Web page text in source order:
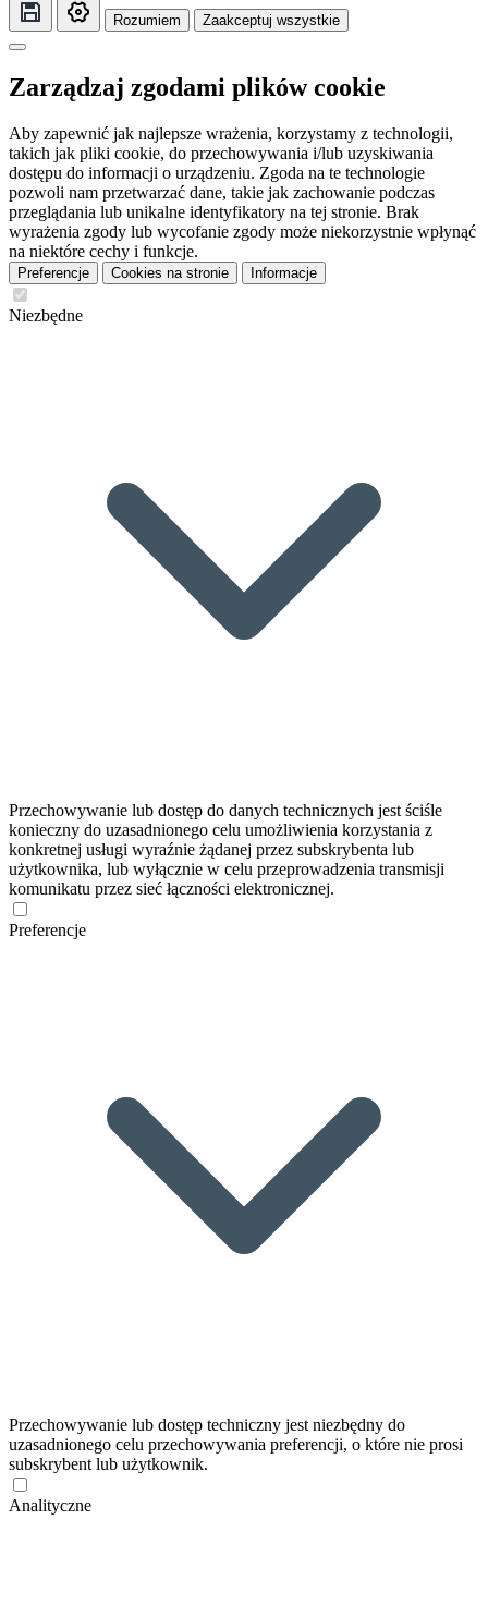
Rozumiem Zaakceptuj wszystkie
Zarządzaj zgodami plików cookie
Aby zapewnić jak najlepsze wrażenia, korzystamy z technologii,
takich jak pliki cookie, do przechowywania i/lub uzyskiwania
dostępu do informacji o urządzeniu. Zgoda na te technologie
pozwoli nam przetwarzać dane, takie jak zachowanie podczas
przeglądania lub unikalne identyfikatory na tej stronie. Brak
wyrażenia zgody lub wycofanie zgody może niekorzystnie wpłynąć
na niektóre cechy i funkcje.
Preferencje Cookies na stronie Informacje
Niezbędne
Przechowywanie lub dostęp do danych technicznych jest ściśle
konieczny do uzasadnionego celu umożliwienia korzystania z
konkretnej usługi wyraźnie żądanej przez subskrybenta lub
użytkownika, lub wyłącznie w celu przeprowadzenia transmisji
komunikatu przez sieć łączności elektronicznej.
Preferencje
Przechowywanie lub dostęp techniczny jest niezbędny do
uzasadnionego celu przechowywania preferencji, o które nie prosi
subskrybent lub użytkownik.
Analityczne